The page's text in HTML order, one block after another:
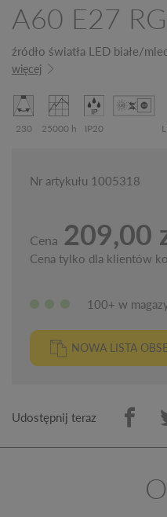
A60 E27
źródło światła LED białe/
więcej
230 25000 h IP20
Nr artykułu 1005318
Cena 209,00
Cena tylko dla klientów
100+ w
NOWA LISTA
Udostępnij teraz